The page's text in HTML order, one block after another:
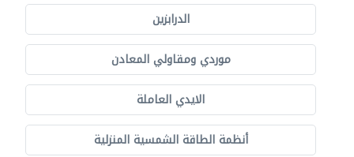
الدرابزين
موردي ومقاولي المعادن
الايدي العاملة
أنظمة الطاقة الشمسية المنزلية